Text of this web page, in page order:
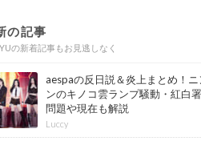
の記事
の新着記事もお見逃しなく
aespaの反日説＆炎上まとめ！ニ
ンのキノコ雲ランプ騒動・紅白
問題や現在も解説
Luccy